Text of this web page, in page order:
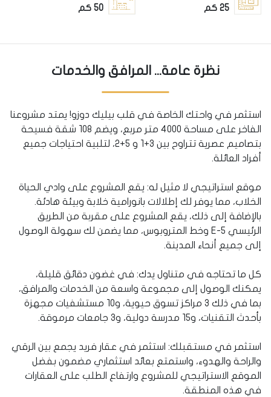
25 كم
50 كم
نظرة عامة... المرافق والخدمات
استثمر في واحتك الخاصة في قلب بيليك دوزو! يمتد مشروعنا
الفاخر على مساحة 4000 متر مربع، ويضم 108 شقة فسيحة
بتصاميم عصرية تتراوح بين 3+1 و 5+2، لتلبية احتياجات جميع
أفراد العائلة.
موقع استراتيجي لا مثيل له: يقع المشروع على وادي الحياة
الخلاب، مما يوفر لك إطلالات بانورامية خلابة وبيئة هادئة.
بالإضافة إلى ذلك، يقع المشروع على مقربة من الطريق
الرئيسي E-5 وخط المتروبوس، مما يضمن لك سهولة الوصول
إلى جميع أنحاء المدينة.
كل ما تحتاجه في متناول يدك: في غضون دقائق قليلة،
يمكنك الوصول إلى مجموعة واسعة من الخدمات والمرافق،
بما في ذلك 3 مراكز تسوق حيوية، و10 مستشفيات مجهزة
بأحدث التقنيات، و15 مدرسة دولية، و3 جامعات مرموقة.
استثمر في مستقبلك: استثمر في عقار فريد يجمع بين الرقي
والراحة والهدوء، واستمتع بعائد استثماري مضمون بفضل
الموقع الاستراتيجي للمشروع وارتفاع الطلب على العقارات
في هذه المنطقة.